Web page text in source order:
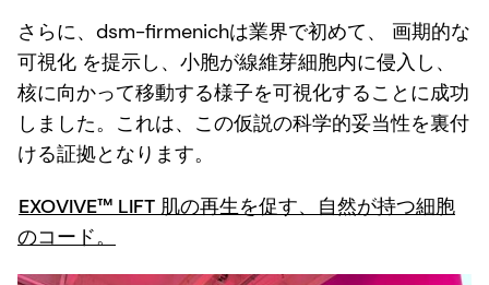
さらに、dsm-firmenichは業界で初めて、 画期的な
可視化 を提示し、小胞が線維芽細胞内に侵入し、
核に向かって移動する様子を可視化することに成功
しました。これは、この仮説の科学的妥当性を裏付
ける証拠となります。
EXOVIVE™ LIFT 肌の再生を促す、自然が持つ細胞
のコード。